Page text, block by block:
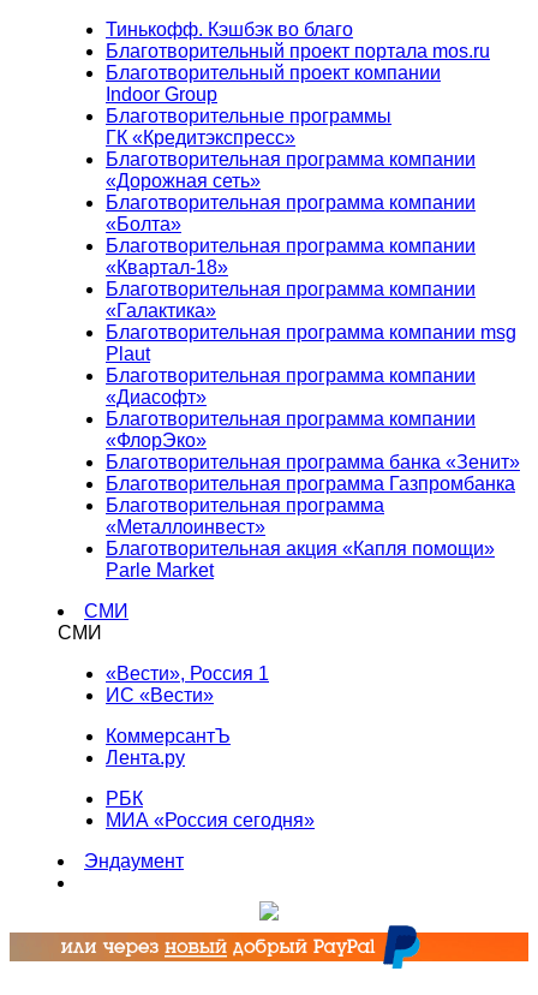
Тинькофф. Кэшбэк во благо
Благотворительный проект портала mos.ru
Благотворительный проект компании
Indoor Group
Благотворительные программы
ГК «Кредитэкспресс»
Благотворительная программа компании
«Дорожная сеть»
Благотворительная программа компании
«Болта»
Благотворительная программа компании
«Квартал-18»
Благотворительная программа компании
«Галактика»
Благотворительная программа компании msg
Plaut
Благотворительная программа компании
«Диасофт»
Благотворительная программа компании
«ФлорЭко»
Благотворительная программа банка «Зенит»
Благотворительная программа Газпромбанка
Благотворительная программа
«Металлоинвест»
Благотворительная акция «Капля помощи»
Parle Market
СМИ
СМИ
«Вести», Россия 1
ИС «Вести»
КоммерсантЪ
Лента.ру
РБК
МИА «Россия сегодня»
Эндаумент